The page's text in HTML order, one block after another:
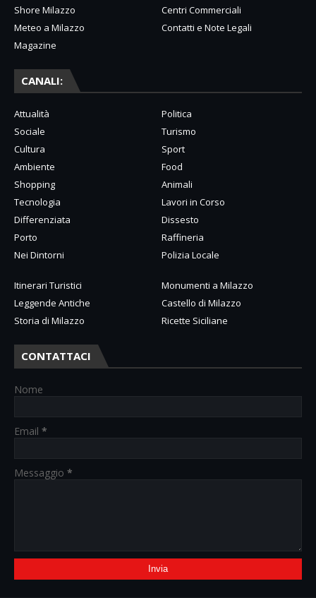
Shore Milazzo
Centri Commerciali
Meteo a Milazzo
Contatti e Note Legali
Magazine
CANALI:
Attualità
Politica
Sociale
Turismo
Cultura
Sport
Ambiente
Food
Shopping
Animali
Tecnologia
Lavori in Corso
Differenziata
Dissesto
Porto
Raffineria
Nei Dintorni
Polizia Locale
Itinerari Turistici
Monumenti a Milazzo
Leggende Antiche
Castello di Milazzo
Storia di Milazzo
Ricette Siciliane
CONTATTACI
Nome
Email *
Messaggio *